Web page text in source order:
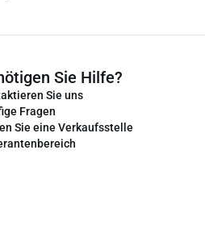
Sie Hilfe?
Sie uns
Fragen
Sie eine Verkaufsstelle